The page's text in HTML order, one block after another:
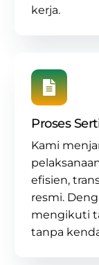
kerja.
Proses
Kami
efisien,
resmi.
mengikuti
tanpa